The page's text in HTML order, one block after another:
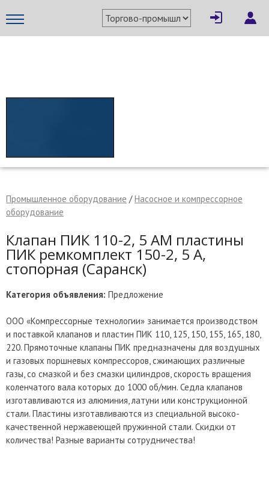
Промышленное оборудование /Насосное и компрессорное
оборудование
Клапан ПИК 110-2, 5 АМ пластины
ПИК ремкомплект 150-2, 5 А,
стопорная (Саранск)
Категория объявления: Предложение
ООО «Компрессорные технологии» занимается производством
и поставкой клапанов и пластин ПИК 110, 125, 150, 155, 165, 180,
220. Прямоточные клапаны ПИК предназначены для воздушных
и газовых поршневых компрессоров, сжимающих различные
газы, со смазкой и без смазки цилиндров, скорость вращения
коленчатого вала которых до 1000 об/мин. Седла клапанов
изготавливаются из алюминия, латуни или конструкционной
стали. Пластины изготавливаются из специальной высоко-
качественной нержавеющей пружинной стали. Скидки от
количества! Разные варианты сотрудничества!
× Написать поставщику
Отмена Отправить сообщение